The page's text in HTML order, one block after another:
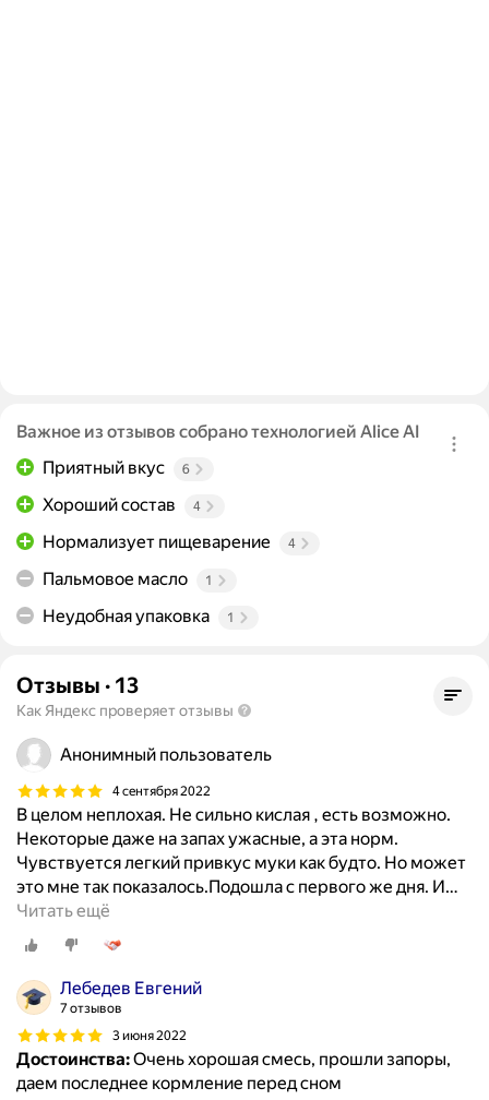
Важное из отзывов собрано технологией Alice AI
Приятный вкус
6
Хороший состав 4
Нормализует пищеварение 4
Пальмовое масло 1
Неудобная упаковка 1
Отзывы · 13
Как Яндекс проверяет отзывы
Анонимный пользователь
4 сентября 2022
В целом неплохая. Не сильно кислая , есть возможно.
Некоторые даже на запах ужасные, а эта норм.
Чувствуется легкий привкус муки как будто. Но может
это мне так показалось.Подошла с первого же дня. И…
Читать ещё
Лебедев Евгений
7 отзывов
3 июня 2022
Достоинства:Очень хорошая смесь, прошли запоры,
даем последнее кормление перед сном